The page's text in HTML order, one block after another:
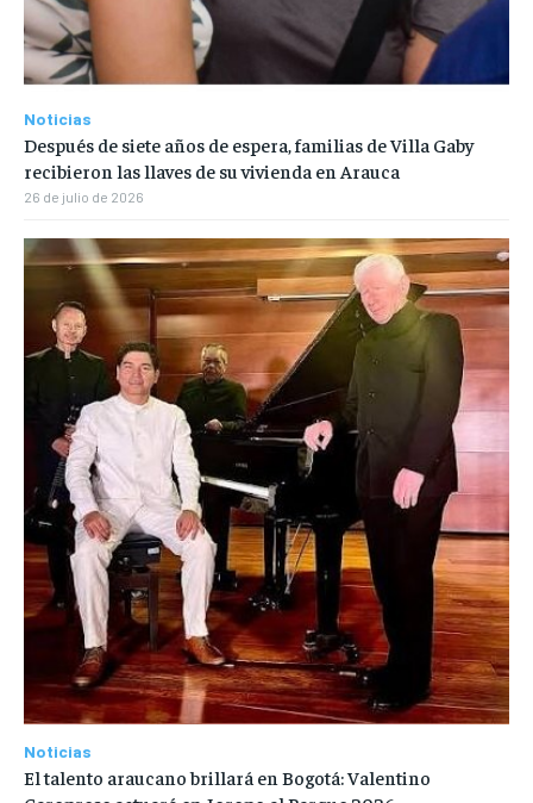
Noticias
Después de siete años de espera, familias de Villa Gaby
recibieron las llaves de su vivienda en Arauca
26 de julio de 2026
Noticias
El talento araucano brillará en Bogotá: Valentino